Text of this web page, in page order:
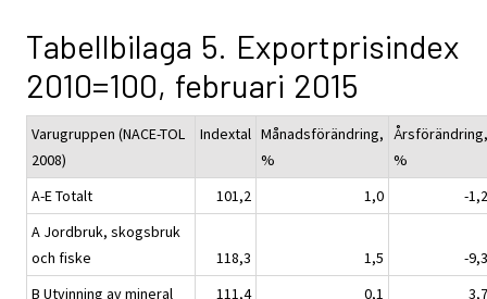
Tabellbilaga 5. Exportprisindex
2010=100, februari 2015
Varugruppen (NACE-TOL
2008)
Indextal Månadsförändring,
%
Årsförändring,
%
A-E Totalt
101,2 1,0
-1,2
A Jordbruk, skogsbruk
och fiske
118,3 1,5
-9,3
B Utvinning av mineral
111,4 0,1
3,7